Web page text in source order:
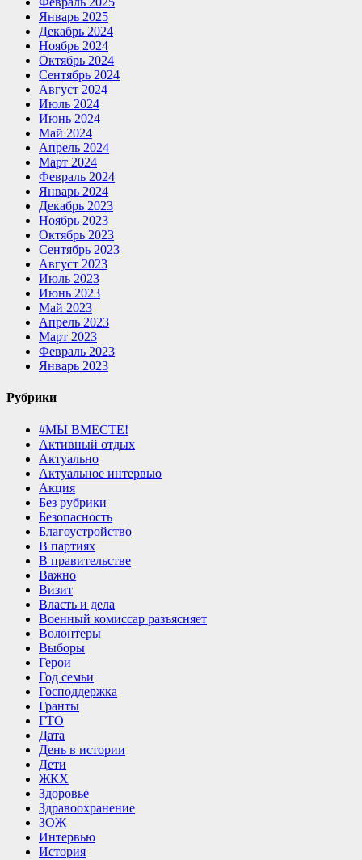
Январь 2025
Декабрь 2024
Ноябрь 2024
Октябрь 2024
Сентябрь 2024
Август 2024
Июль 2024
Июнь 2024
Май 2024
Апрель 2024
Март 2024
Февраль 2024
Январь 2024
Декабрь 2023
Ноябрь 2023
Октябрь 2023
Сентябрь 2023
Август 2023
Июль 2023
Июнь 2023
Май 2023
Апрель 2023
Март 2023
Февраль 2023
Январь 2023
Рубрики
#МЫ ВМЕСТЕ!
Активный отдых
Актуально
Актуальное интервью
Акция
Без рубрики
Безопасность
Благоустройство
В партиях
В правительстве
Важно
Визит
Власть и дела
Военный комиссар разъясняет
Волонтеры
Выборы
Герои
Год семьи
Господдержка
Гранты
ГТО
Дата
День в истории
Дети
ЖКХ
Здоровье
Здравоохранение
ЗОЖ
Интервью
История